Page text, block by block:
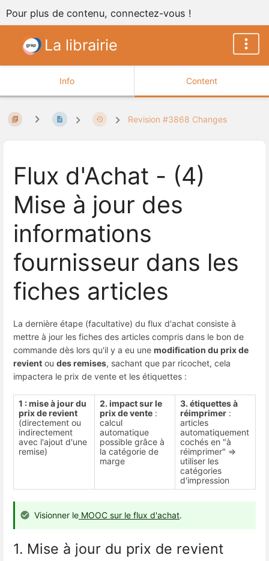
Pour plus de contenu, connectez-vous !
La librairie
Info Content
Revision #3868 Changes
Flux d'Achat - (4)
Mise à jour des
informations
fournisseur dans les
fiches articles
La dernière étape (facultative) du flux d'achat consiste à
mettre à jour les fiches des articles compris dans le bon de
commande dès lors qu'il y a eu une modification du prix de
revient ou des remises, sachant que par ricochet, cela
impactera le prix de vente et les étiquettes :
1 : mise à jour du
prix de revient
(directement ou
indirectement
avec l'ajout d'une
remise)
2. impact sur le
prix de vente :
calcul
automatique
possible grâce à
la catégorie de
marge
3. étiquettes à
réimprimer :
articles
automatiquement
cochés en "à
réimprimer" =>
utiliser les
catégories
d'impression
Visionner le MOOC sur le flux d'achat.
1. Mise à jour du prix de revient